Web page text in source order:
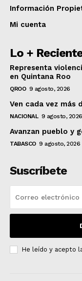
Información
Mi cuenta
Lo +
Representa
en Quintana Roo
QROO 9 agosto, 2026
Ven cada vez más
NACIONAL 9 agosto, 2026
Avanzan pueblo y
TABASCO 9 agosto, 2026
Suscríbete
He leído y acepto